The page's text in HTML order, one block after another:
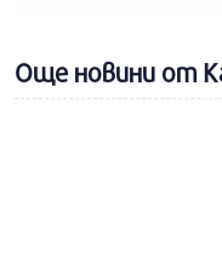
Още новини от